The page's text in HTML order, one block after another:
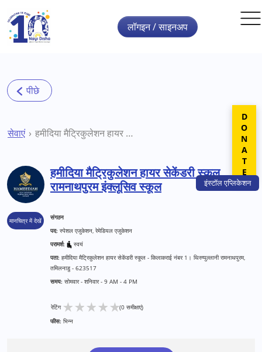
Skip to main content
इंस्टॉलएप्लिकेशन
लॉगइन / साइनअप
सेवाएं हमीदिया मैट्रिकुलेशन हायर सेकेंडरी स्कूल रामनाथपुरम इंक्लूसिव स्कूल
मानचित्र में देखें
हमीदिया मैट्रिकुलेशन हायर सेकेंडरी स्कूल
रामनाथपुरम इंक्लूसिव स्कूल
संगठन
पद: स्पेशल एजुकेशन, रेमेडियल एजुकेशन
परामर्श:
स्वयं
पता: हमीदिया मैट्रिकुलेशन हायर सेकेंडरी स्कूल - किलाकराई नंबर 1। थिरुप्पुल्लानी रामनाथपुरम,
तमिलनाडु - 623517
समय: सोमवार - शनिवार - 9 AM - 4 PM
रेटिंग ★★★★★(0 समीक्षाएं)
फीस: भिन्न
DONATE